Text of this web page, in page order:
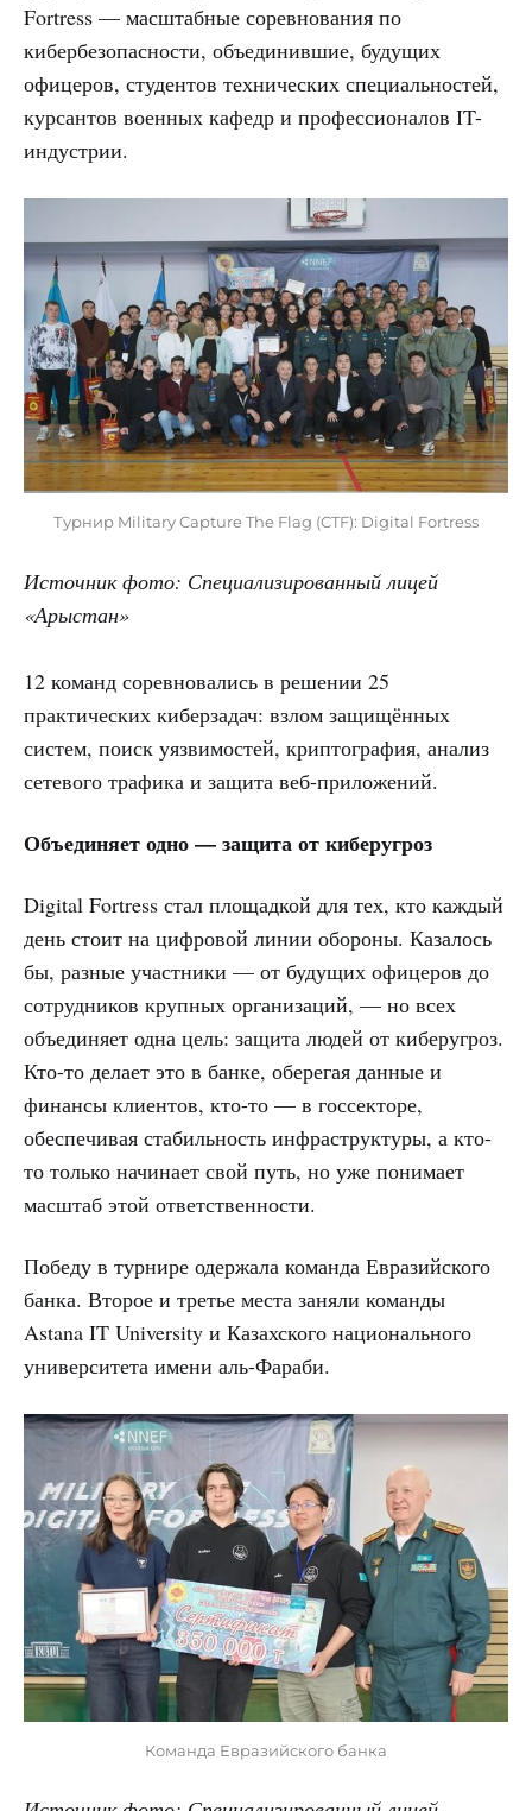
Fortress — масштабные соревнования по
кибербезопасности, объединившие, будущих
офицеров, студентов технических специальностей,
курсантов военных кафедр и профессионалов IT-
индустрии.
Турнир Military Capture The Flag (CTF): Digital Fortress
Источник фото: Специализированный лицей
«Арыстан»
12 команд соревновались в решении 25
практических киберзадач: взлом защищённых
систем, поиск уязвимостей, криптография, анализ
сетевого трафика и защита веб-приложений.
Объединяет одно — защита от киберугроз
Digital Fortress стал площадкой для тех, кто каждый
день стоит на цифровой линии обороны. Казалось
бы, разные участники — от будущих офицеров до
сотрудников крупных организаций, — но всех
объединяет одна цель: защита людей от киберугроз.
Кто-то делает это в банке, оберегая данные и
финансы клиентов, кто-то — в госсекторе,
обеспечивая стабильность инфраструктуры, а кто-
то только начинает свой путь, но уже понимает
масштаб этой ответственности.
Победу в турнире одержала команда Евразийского
банка. Второе и третье места заняли команды
Astana IT University и Казахского национального
университета имени аль-Фараби.
Команда Евразийского банка